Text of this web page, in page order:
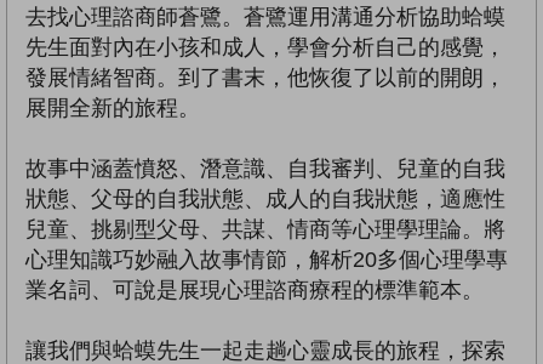
去找心理諮商師蒼鷺。蒼鷺運用溝通分析協助蛤蟆
先生面對內在小孩和成人，學會分析自己的感覺，
發展情緒智商。到了書末，他恢復了以前的開朗，
展開全新的旅程。
故事中涵蓋憤怒、潛意識、自我審判、兒童的自我
狀態、父母的自我狀態、成人的自我狀態，適應性
兒童、挑剔型父母、共謀、情商等心理學理論。將
心理知識巧妙融入故事情節，解析20多個心理學專
業名詞、可說是展現心理諮商療程的標準範本。
讓我們與蛤蟆先生一起走趟心靈成長的旅程，探索